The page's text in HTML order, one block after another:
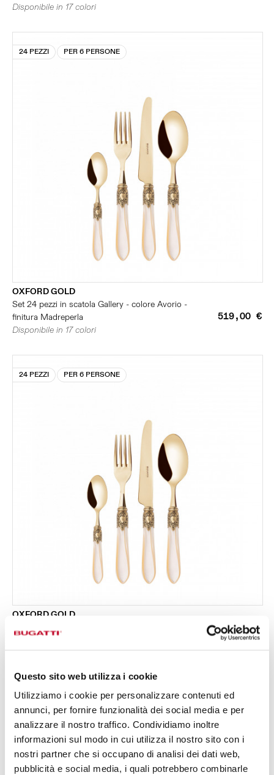
Questo sito web utilizza i cookie
Utilizziamo i cookie per personalizzare contenuti ed
annunci, per fornire funzionalità dei social media e per
analizzare il nostro traffico. Condividiamo inoltre
informazioni sul modo in cui utilizza il nostro sito con i
nostri partner che si occupano di analisi dei dati web,
pubblicità e social media, i quali potrebbero combinarle
Disponibile in 17 colori
24 PEZZI PER 6 PERSONE
OXFORD GOLD
Set 24 pezzi in scatola Gallery - colore Avorio -
finitura Madreperla
519,00 €
Disponibile in 17 colori
24 PEZZI PER 6 PERSONE
OXFORD GOLD
519,00 €
24 PEZZI PER 6 PERSONE